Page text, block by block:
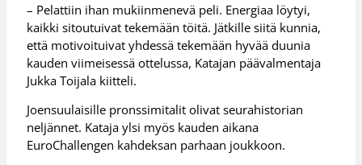
– Pelattiin ihan mukiinmenevä peli. Energiaa löytyi,
kaikki sitoutuivat tekemään töitä. Jätkille siitä kunnia,
että motivoituivat yhdessä tekemään hyvää duunia
kauden viimeisessä ottelussa, Katajan päävalmentaja
Jukka Toijala kiitteli.
Joensuulaisille pronssimitalit olivat seurahistorian
neljännet. Kataja ylsi myös kauden aikana
EuroChallengen kahdeksan parhaan joukkoon.